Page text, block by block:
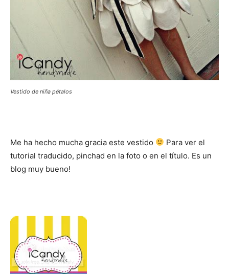
Vestido de niña pétalos
Me ha hecho mucha gracia este vestido
Para ver el
tutorial traducido, pinchad en la foto o en el título. Es un
blog muy bueno!